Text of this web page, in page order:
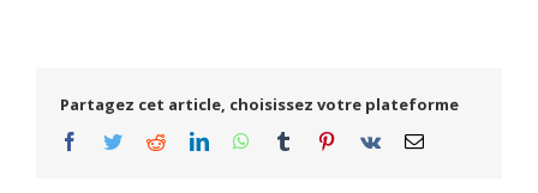
Partagez cet article, choisissez votre plateforme
Facebook
TwitterRedditLinkedInWhatsApp
Tumblr Pinterest
Vk Email